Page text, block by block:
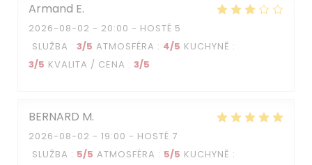
Armand E
2026-08-02 - 20:00 - HOSTÉ 5
SLUŽBA : 3/5 ATMOSFÉRA : 4/5 KUCHYNĚ :
3/5 KVALITA / CENA : 3/5
BERNARD M
2026-08-02 - 19:00 - HOSTÉ 7
SLUŽBA : 5/5 ATMOSFÉRA : 5/5 KUCHYNĚ :